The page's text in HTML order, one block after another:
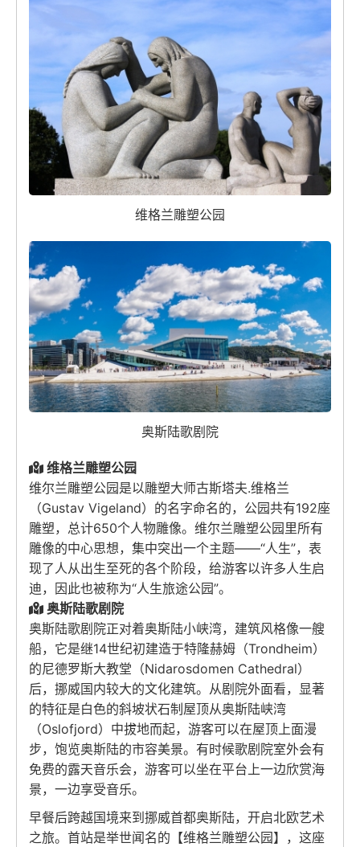
维格兰雕塑公园
奥斯陆歌剧院
维格兰雕塑公园
维尔兰雕塑公园是以雕塑大师古斯塔夫.维格兰
（Gustav Vigeland）的名字命名的，公园共有192座
雕塑，总计650个人物雕像。维尔兰雕塑公园里所有
雕像的中心思想，集中突出一个主题——“人生”，表
现了人从出生至死的各个阶段，给游客以许多人生启
迪，因此也被称为“人生旅途公园”。
奥斯陆歌剧院
奥斯陆歌剧院正对着奥斯陆小峡湾，建筑风格像一艘
船，它是继14世纪初建造于特隆赫姆（Trondheim）
的尼德罗斯大教堂（Nidarosdomen Cathedral）
后，挪威国内较大的文化建筑。从剧院外面看，显著
的特征是白色的斜坡状石制屋顶从奥斯陆峡湾
（Oslofjord）中拔地而起，游客可以在屋顶上面漫
步，饱览奥斯陆的市容美景。有时候歌剧院室外会有
免费的露天音乐会，游客可以坐在平台上一边欣赏海
景，一边享受音乐。
早餐后跨越国境来到挪威首都奥斯陆，开启北欧艺术
之旅。首站是举世闻名的【维格兰雕塑公园】，这座